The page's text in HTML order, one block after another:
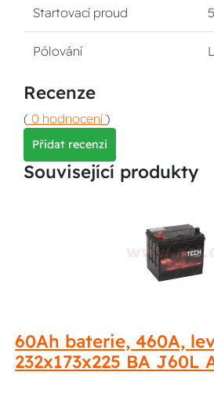
Startovací proud
Pólování
Recenze
( 0 hodnocení )
Přidat recenzi
Související produkty
60Ah baterie, 460A,
232x173x225 BA J60L